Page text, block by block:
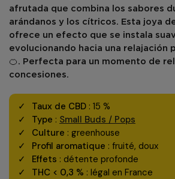
afrutada que combina los sabores
arándanos y los cítricos. Esta joya
ofrece un efecto que se instala
evolucionando hacia una relajación
🍊. Perfecta para un momento de
concesiones.
Taux de CBD : 15 %
Type : Small Buds / Pops
Culture : greenhouse
Profil aromatique : fruité, doux
Effets : détente profonde
THC < 0,3 % : légal en France